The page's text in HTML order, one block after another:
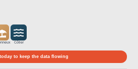
Côtier
to keep the data flowing